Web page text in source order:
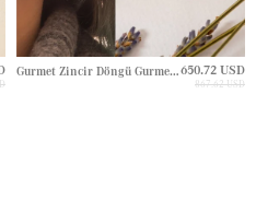
Gurmet Zincir Döngü Gurmet Zincir Çivili Altın Küpe650.72 USD
867.62 USD